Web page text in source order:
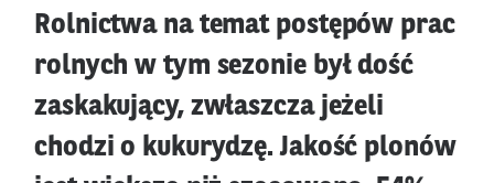
Rolnictwa na temat postępów prac
rolnych w tym sezonie był dość
zaskakujący, zwłaszcza jeżeli
chodzi o kukurydzę. Jakość plonów